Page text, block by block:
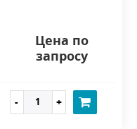
Цена по
запросу